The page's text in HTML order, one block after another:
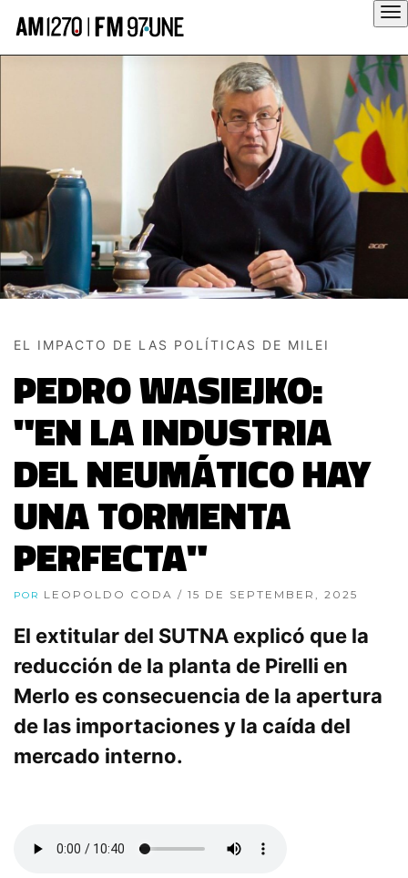
EL IMPACTO DE LAS POLÍTICAS DE MILEI
PEDRO WASIEJKO:
"EN LA INDUSTRIA
DEL NEUMÁTICO HAY
UNA TORMENTA
PERFECTA"
POR LEOPOLDO CODA / 15 DE SEPTEMBER, 2025
El extitular del SUTNA explicó que la
reducción de la planta de Pirelli en
Merlo es consecuencia de la apertura
de las importaciones y la caída del
mercado interno.